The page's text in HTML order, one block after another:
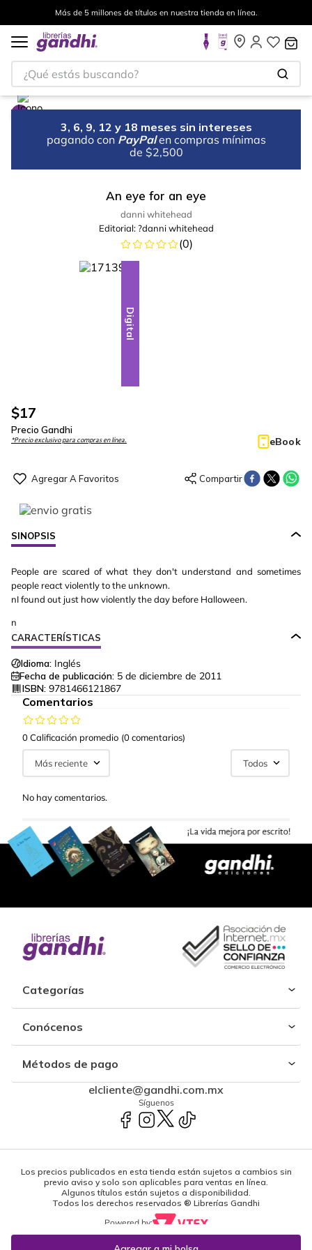
Más de 5 millones de títulos en nuestra tienda en línea.
¿Qué estás buscando?
3, 6, 9, 12 y 18 meses sin intereses
pagando con PayPal en compras mínimas
de $2,500
An eye for an eye
danni whitehead
Editorial: ?danni whitehead
(0)
Digital
$17
Precio Gandhi
*Precio exclusivo para compras en línea. eBook
SINOPSIS
People are scared of what they don't understand and sometimes
people react violently to the unknown.
nI found out just how violently the day before Halloween.
n
CARACTERÍSTICAS
Idioma: Inglés
Fecha de publicación: 5 de diciembre de 2011
ISBN: 9781466121867
Comentarios
0 Calificación promedio (0 comentarios)
Más reciente Todos
No hay comentarios.
Categorías
Conócenos
Métodos de pago
elcliente@gandhi.com.mx
Síguenos
Los precios publicados en esta tienda están sujetos a cambios sin
previo aviso y solo son aplicables para ventas en línea.
Algunos títulos están sujetos a disponibilidad.
Todos los derechos reservados ® Librerías Gandhi
Powered by: